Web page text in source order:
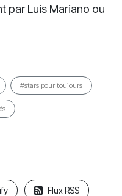
par Luis Mariano ou
#stars pour toujours
Flux RSS